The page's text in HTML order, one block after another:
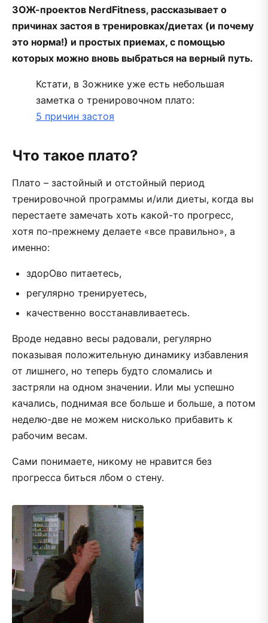
ЗОЖ-проектов NerdFitness, рассказывает о
причинах застоя в тренировках/диетах (и почему
это норма!) и простых приемах, с помощью
которых можно вновь выбраться на верный путь.
Кстати, в Зожнике уже есть небольшая
заметка о тренировочном плато:
5 причин застоя
Что такое плато?
Плато – застойный и отстойный период
тренировочной программы и/или диеты, когда вы
перестаете замечать хоть какой-то прогресс,
хотя по-прежнему делаете «все правильно», а
именно:
здорОво питаетесь,
регулярно тренируетесь,
качественно восстанавливаетесь.
Вроде недавно весы радовали, регулярно
показывая положительную динамику избавления
от лишнего, но теперь будто сломались и
застряли на одном значении. Или мы успешно
качались, поднимая все больше и больше, а потом
неделю-две не можем нисколько прибавить к
рабочим весам.
Сами понимаете, никому не нравится без
прогресса биться лбом о стену.